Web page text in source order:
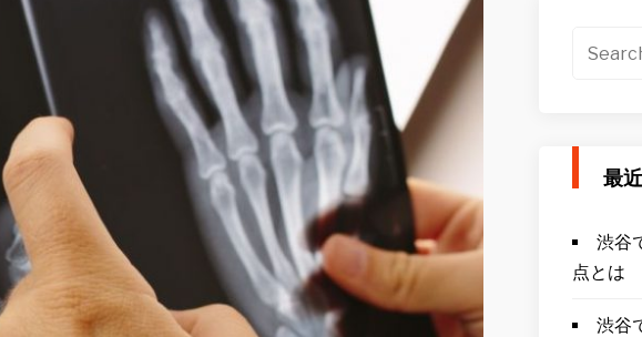
Search
最
渋谷
点とは
渋谷